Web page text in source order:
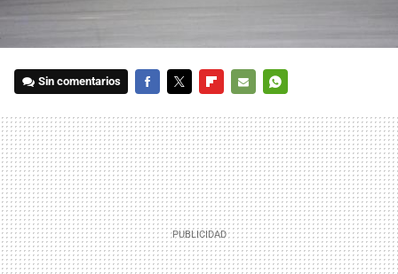
Sin comentarios
MAIL